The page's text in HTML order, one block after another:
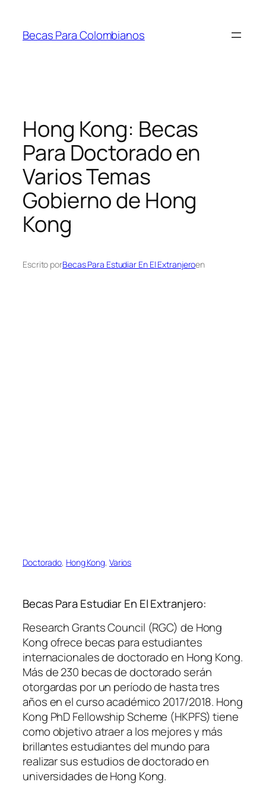
contenido
Becas Para Colombianos
Hong Kong: Becas
Para Doctorado en
Varios Temas
Gobierno de Hong
Kong
Escrito porBecas Para Estudiar En El Extranjeroen
Doctorado, Hong Kong, Varios
Becas Para Estudiar En El Extranjero:
Research Grants Council (RGC) de Hong
Kong ofrece becas para estudiantes
internacionales de doctorado en Hong Kong.
Más de 230 becas de doctorado serán
otorgardas por un período de hasta tres
años en el curso académico 2017/2018. Hong
Kong PhD Fellowship Scheme (HKPFS) tiene
como objetivo atraer a los mejores y más
brillantes estudiantes del mundo para
realizar sus estudios de doctorado en
universidades de Hong Kong.